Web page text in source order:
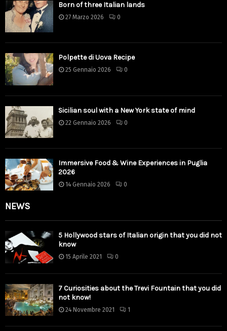
Born of three Italian lands
27 Marzo 2026 0
Polpette di Uova Recipe
25 Gennaio 2026 0
Sicilian soul with a New York state of mind
22 Gennaio 2026 0
Immersive Food & Wine Experiences in Puglia
2026
14 Gennaio 2026 0
NEWS
5 Hollywood stars of Italian origin that you did not
know
15 Aprile 2021 0
7 Curiosities about the Trevi Fountain that you did
not know!
24 Novembre 2021 1